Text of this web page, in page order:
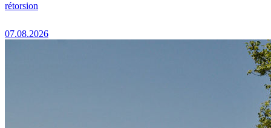
rétorsion
07.08.2026